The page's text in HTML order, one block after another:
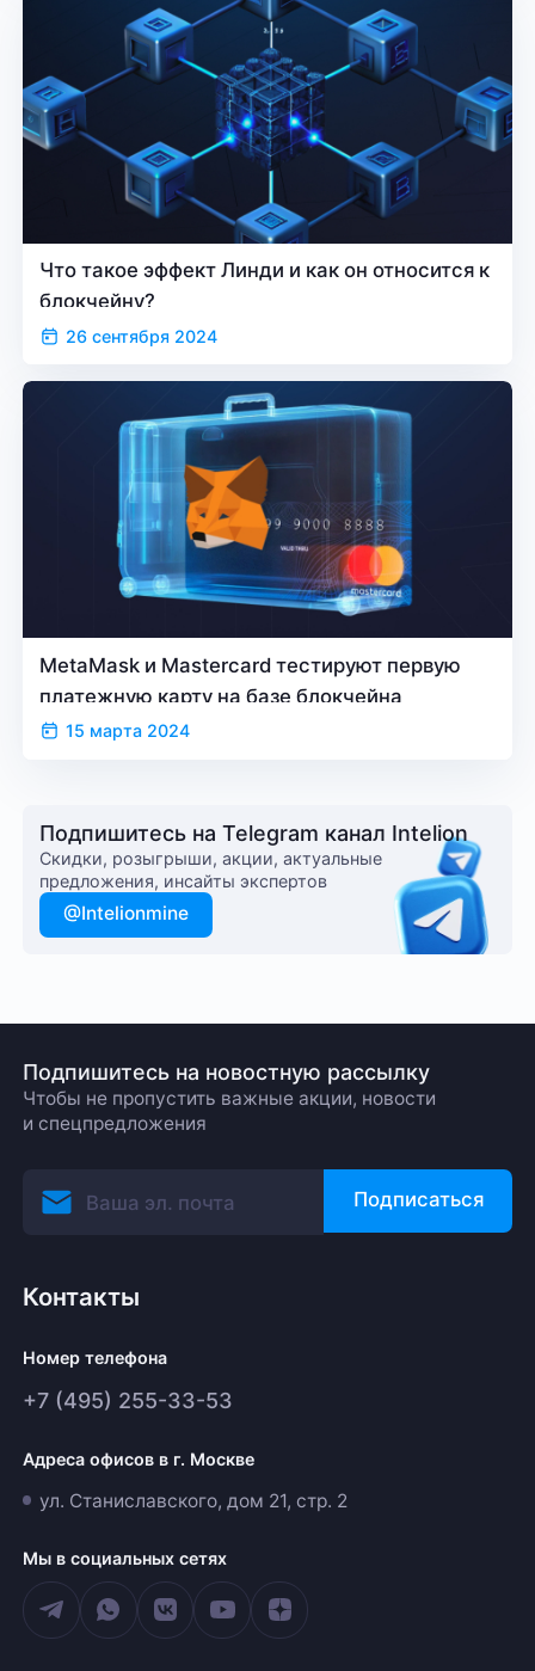
Что такое эффект Линди и как он относится к
блокчейну?
26 сентября 2024
MetaMask и Mastercard тестируют первую
платежную карту на базе блокчейна
15 марта 2024
Подпишитесь на Telegram канал Intelion
Cкидки, розыгрыши, акции, актуальные
предложения, инсайты экспертов
@Intelionmine
Подпишитесь на новостную рассылку
Чтобы не пропустить важные акции, новости
и спецпредложения
Подписаться
Контакты
Номер телефона
+7 (495) 255-33-53
Адреса офисов в г. Москве
ул. Станиславского, дом 21, стр. 2
Мы в социальных сетях